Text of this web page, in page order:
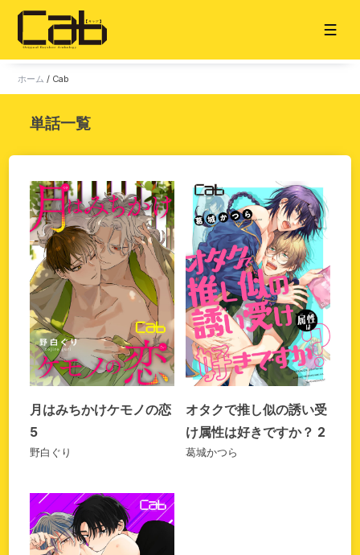
ホーム
タイトル一覧
雑誌
単話
販売サイト
電子版
書籍版
グッズ
ご意見・ご感想
お問い合わせ
持ち込み・作品投稿
作家さんへのプレゼント品
ドラマCD
ホーム / Cab
単話一覧
月はみちかけケモノの恋
5
野白ぐり
オタクで推し似の誘い受
け属性は好きですか？ 2
葛城かつら